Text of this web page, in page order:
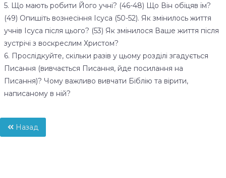
5. Що мають робити Його учні? (46-48) Що Він обіцяв їм?
(49) Опишіть вознесіння Ісуса (50-52). Як змінилось життя
учнів Ісуса після цього? (53) Як змінилося Ваше життя після
зустрічі з воскреслим Христом?
6. Прослідкуйте, скільки разів у цьому розділі згадується
Писання (вивчається Писання, йде посилання на
Писання)? Чому важливо вивчати Біблію та вірити,
написаному в ній?
Назад